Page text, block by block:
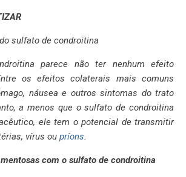
sulfato de condroitina
parece não ter nenhum efeito
os efeitos colaterais mais comuns
náusea e outros sintomas do trato
a menos que o sulfato de condroitina
ele tem o potencial de transmitir
vírus ou príons.
com o sulfato de condroitina